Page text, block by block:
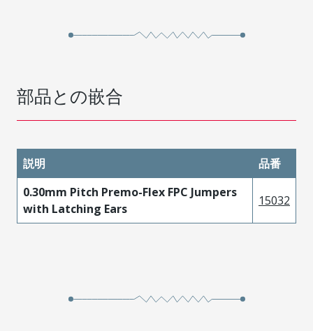
部品との嵌合
説明
品番
0.30mm Pitch Premo-Flex FPC Jumpers
with Latching Ears
15032